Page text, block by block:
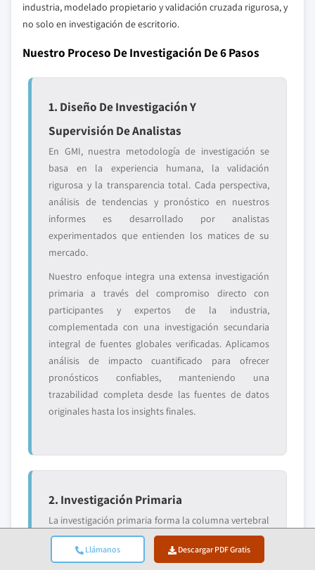
Llámanos Descargar PDF Gratis
industria, modelado propietario y validación cruzada rigurosa, y
no solo en investigación de escritorio.
Nuestro Proceso De Investigación De 6 Pasos
1. Diseño De Investigación Y
Supervisión De Analistas
En GMI, nuestra metodología de investigación se
basa en la experiencia humana, la validación
rigurosa y la transparencia total. Cada perspectiva,
análisis de tendencias y pronóstico en nuestros
informes es desarrollado por analistas
experimentados que entienden los matices de su
mercado.
Nuestro enfoque integra una extensa investigación
primaria a través del compromiso directo con
participantes y expertos de la industria,
complementada con una investigación secundaria
integral de fuentes globales verificadas. Aplicamos
análisis de impacto cuantificado para ofrecer
pronósticos confiables, manteniendo una
trazabilidad completa desde las fuentes de datos
originales hasta los insights finales.
2. Investigación Primaria
La investigación primaria forma la columna vertebral
de nuestra metodología, contribuyendo con casi el
80% a los insights generales. Implica el compromiso